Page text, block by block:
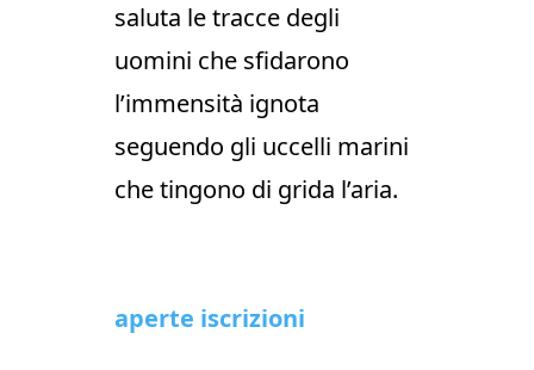
saluta le tracce degli
uomini che sfidarono
l’immensità ignota
seguendo gli uccelli marini
che tingono di grida l’aria.
aperte iscrizioni